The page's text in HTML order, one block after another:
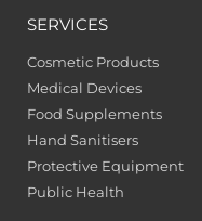
SERVICES
Cosmetic Products
Medical Devices
Food Supplements
Hand Sanitisers
Protective Equipment
Public Health